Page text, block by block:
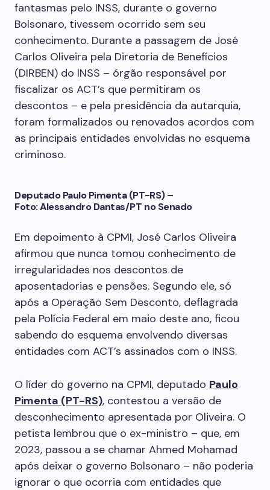
fantasmas pelo INSS, durante o governo
Bolsonaro, tivessem ocorrido sem seu
conhecimento. Durante a passagem de José
Carlos Oliveira pela Diretoria de Benefícios
(DIRBEN) do INSS – órgão responsável por
fiscalizar os ACT’s que permitiram os
descontos – e pela presidência da autarquia,
foram formalizados ou renovados acordos com
as principais entidades envolvidas no esquema
criminoso.
Deputado Paulo Pimenta (PT-RS) –
Foto: Alessandro Dantas/PT no Senado
Em depoimento à CPMI, José Carlos Oliveira
afirmou que nunca tomou conhecimento de
irregularidades nos descontos de
aposentadorias e pensões. Segundo ele, só
após a Operação Sem Desconto, deflagrada
pela Polícia Federal em maio deste ano, ficou
sabendo do esquema envolvendo diversas
entidades com ACT’s assinados com o INSS.
O líder do governo na CPMI, deputado Paulo
Pimenta (PT-RS), contestou a versão de
desconhecimento apresentada por Oliveira. O
petista lembrou que o ex-ministro – que, em
2023, passou a se chamar Ahmed Mohamad
após deixar o governo Bolsonaro – não poderia
ignorar o que ocorria com entidades que